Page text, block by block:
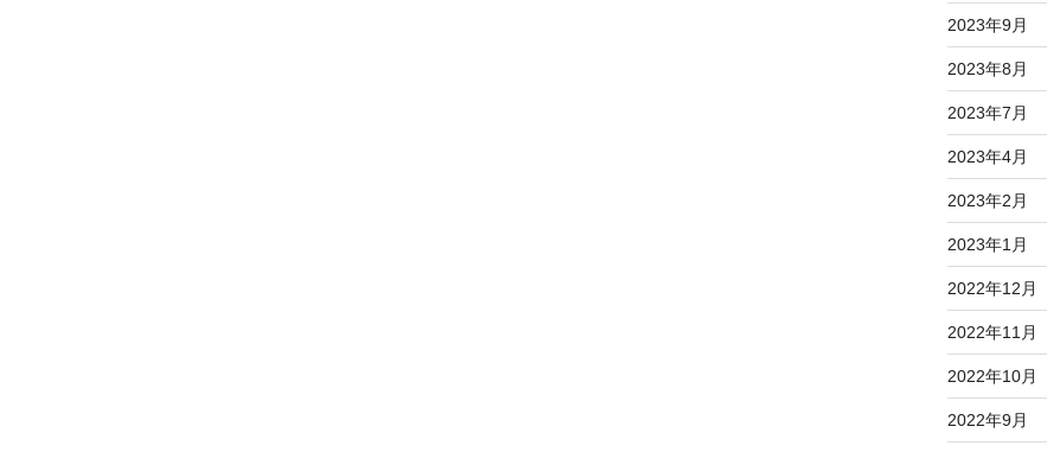
2023年9月
2023年8月
2023年7月
2023年4月
2023年2月
2023年1月
2022年12月
2022年11月
2022年10月
2022年9月